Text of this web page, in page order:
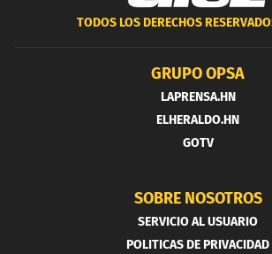
TODOS LOS DERECHOS
GRUPO OPSA
LAPRENSA.HN
ELHERALDO.HN
GOTV
SOBRE NOSOTROS
SERVICIO AL USUARIO
POLITICAS DE PRIVACIDAD